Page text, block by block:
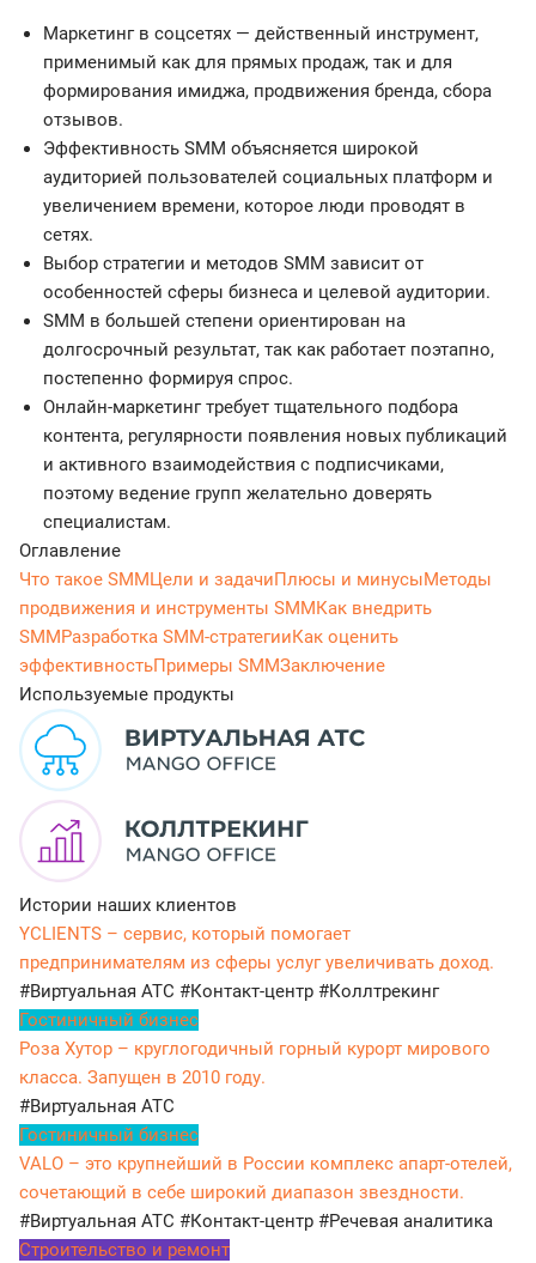
Маркетинг в соцсетях — действенный инструмент,
применимый как для прямых продаж, так и для
формирования имиджа, продвижения бренда, сбора
отзывов.
Эффективность SMM объясняется широкой
аудиторией пользователей социальных платформ и
увеличением времени, которое люди проводят в
сетях.
Выбор стратегии и методов SMM зависит от
особенностей сферы бизнеса и целевой аудитории.
SMM в большей степени ориентирован на
долгосрочный результат, так как работает поэтапно,
постепенно формируя спрос.
Онлайн-маркетинг требует тщательного подбора
контента, регулярности появления новых публикаций
и активного взаимодействия с подписчиками,
поэтому ведение групп желательно доверять
специалистам.
Оглавление
Что такое SMM Цели и задачиПлюсы и минусыМетоды
продвижения и инструменты SMM Как внедрить
SMM Разработка SMM-стратегииКак оценить
эффективностьПримеры SMMЗаключение
Используемые продукты
Истории наших клиентов
YCLIENTS – сервис, который помогает
предпринимателям из сферы услуг увеличивать доход.
#Виртуальная АТС #Контакт-центр #Коллтрекинг
Гостиничный бизнес
Роза Хутор – круглогодичный горный курорт мирового
класса. Запущен в 2010 году.
#Виртуальная АТС
Гостиничный бизнес
VALO – это крупнейший в России комплекс апарт-отелей,
сочетающий в себе широкий диапазон звездности.
#Виртуальная АТС #Контакт-центр #Речевая аналитика
Строительство и ремонт